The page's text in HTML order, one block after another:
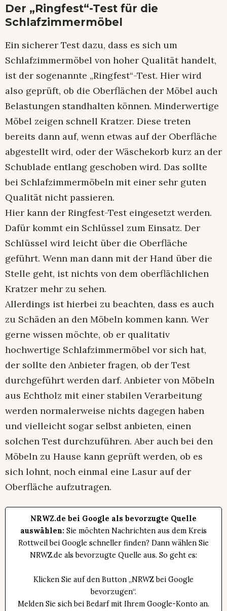
Der „Ringfest“-Test für die
Schlafzimmermöbel
Ein sicherer Test dazu, dass es sich um
Schlafzimmermöbel von hoher Qualität handelt,
ist der sogenannte „Ringfest“-Test. Hier wird
also geprüft, ob die Oberflächen der Möbel auch
Belastungen standhalten können. Minderwertige
Möbel zeigen schnell Kratzer. Diese treten
bereits dann auf, wenn etwas auf der Oberfläche
abgestellt wird, oder der Wäschekorb kurz an der
Schublade entlang geschoben wird. Das sollte
bei Schlafzimmermöbeln mit einer sehr guten
Qualität nicht passieren.
Hier kann der Ringfest-Test eingesetzt werden.
Dafür kommt ein Schlüssel zum Einsatz. Der
Schlüssel wird leicht über die Oberfläche
geführt. Wenn man dann mit der Hand über die
Stelle geht, ist nichts von dem oberflächlichen
Kratzer mehr zu sehen.
Allerdings ist hierbei zu beachten, dass es auch
zu Schäden an den Möbeln kommen kann. Wer
gerne wissen möchte, ob er qualitativ
hochwertige Schlafzimmermöbel vor sich hat,
der sollte den Anbieter fragen, ob der Test
durchgeführt werden darf. Anbieter von Möbeln
aus Echtholz mit einer stabilen Verarbeitung
werden normalerweise nichts dagegen haben
und vielleicht sogar selbst anbieten, einen
solchen Test durchzuführen. Aber auch bei den
Möbeln zu Hause kann geprüft werden, ob es
sich lohnt, noch einmal eine Lasur auf der
Oberfläche aufzutragen.
NRWZ.de bei Google als bevorzugte Quelle
auswählen: Sie möchten Nachrichten aus dem Kreis
Rottweil bei Google schneller finden? Dann wählen Sie
NRWZ.de als bevorzugte Quelle aus. So geht es:
Klicken Sie auf den Button „NRWZ bei Google
bevorzugen“.
Melden Sie sich bei Bedarf mit Ihrem Google-Konto an.